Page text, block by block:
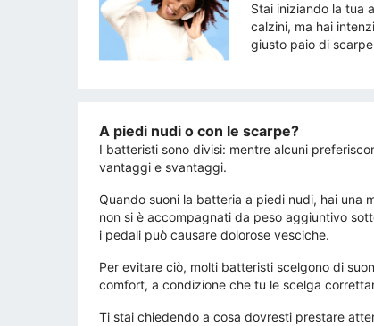
Stai iniziando la tua
calzini, ma hai
giusto paio di
A piedi nudi o con le scarpe?
I batteristi sono divisi: mentre alcuni
vantaggi e svantaggi.
Quando suoni la batteria a piedi nudi, hai una
non si è accompagnati da peso aggiuntivo
i pedali può causare dolorose vesciche.
Per evitare ciò, molti batteristi scelgono di
comfort, a condizione che tu le scelga
Ti stai chiedendo a cosa dovresti prestare